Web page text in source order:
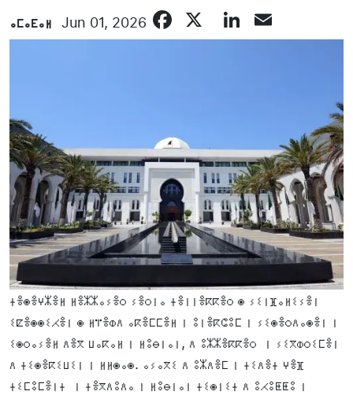
ⴰⵎⴰⴹⴰⵍ Jun 01, 2026 FacebookLinkedIn
ⵜⴻⵙⴻⵖⵣⴻⵍ ⵍⴻⵣⵣⴰⵢⴻⵔ ⵢⴻⵔⵏⴰ ⵜⴻⵏⵏⴻⴽⴽⴻⵔ ⵙ ⵢⵉⵏⴼⴰⵍⵉⵢⴻⵏ
ⵉⵇⴻⵙⵙⵉⵃⴻⵏ ⵙ ⵍⴶⴻⵀⴷ ⴰⴽⴻⵎⵎⴻⵍ ⵏ ⵓⵏⴻⴽⵛⵓⵎ ⵏ ⵢⵉⵙⴻⵔⴷⴰⵙⴻⵏ ⵏ
ⵉⵙⵔⴰⵢⴻⵍ ⴷⴻⴳ ⵡⴰⴽⴰⵍ ⵏ ⵍⵓⴱⵏⴰⵏ, ⴷ ⵓⵣⵣⴻⴽⴽⴻⵔ ⵏ ⵢⵉⴳⵀⵔⵉⵎⴻⵏ
ⴷ ⵜⵉⵙⴻⴽⵉⵡⵉⵏ ⵏ ⵍⵍⵙⴰⵙ. ⴰⵢⴰⴳⵉ ⴷ ⵓⵣⴷⴻⵎ ⵏ ⵜⵉⴷⴻⵜ ⵖⴻⴼ
ⵜⵉⵎⵓⵎⴻⵏⵜ ⵏ ⵜⴻⴳⴷⵓⴷⴰ ⵏ ⵍⵓⴱⵏⴰⵏ ⵜⵉⵙⵏⵉⵜ ⴷ ⵓⵃⵓⵟⵟⵓ ⵏ